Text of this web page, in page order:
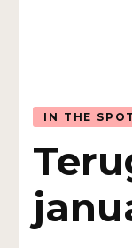
IN THE